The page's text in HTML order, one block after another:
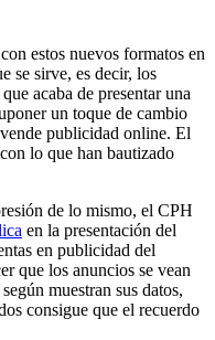
estos nuevos formatos en
se sirve, es decir, los
que acaba de presentar una
un toque de cambio
publicidad online. El
lo que han bautizado
de lo mismo, el CPH
en la presentación del
en publicidad del
que los anuncios se vean
muestran sus datos,
consigue que el recuerdo